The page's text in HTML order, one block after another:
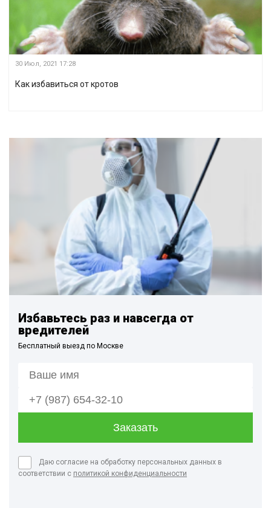
30 Июл, 2021 17:28
Как избавиться от кротов
Избавьтесь раз и навсегда от
вредителей
Бесплатный выезд по Москве
Даю согласие на обработку персональных данных в
соответствии с политикой конфиденциальности